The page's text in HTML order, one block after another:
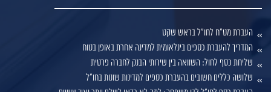
העברת מט"ח לחו"ל בראש שקט
המדריך להעברת כספים בינלאומית למדינה אחרת באופן בטוח
שליחת כסף לחול: השוואה בין שירותי הבנק לחברה פרטית
שלושה כללים חשובים בהעברת כספים למדינות שונות בחו"ל